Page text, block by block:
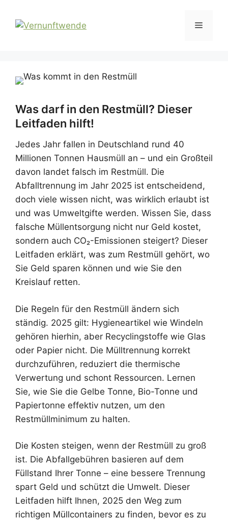
Inhalt
springen
Menü
Was darf in den Restmüll? Dieser
Leitfaden hilft!
Jedes Jahr fallen in Deutschland rund 40
Millionen Tonnen Hausmüll an – und ein Großteil
davon landet falsch im Restmüll. Die
Abfalltrennung im Jahr 2025 ist entscheidend,
doch viele wissen nicht, was wirklich erlaubt ist
und was Umweltgifte werden. Wissen Sie, dass
falsche Müllentsorgung nicht nur Geld kostet,
sondern auch CO₂-Emissionen steigert? Dieser
Leitfaden erklärt, was zum Restmüll gehört, wo
Sie Geld sparen können und wie Sie den
Kreislauf retten.
Die Regeln für den Restmüll ändern sich
ständig. 2025 gilt: Hygieneartikel wie Windeln
gehören hierhin, aber Recyclingstoffe wie Glas
oder Papier nicht. Die Mülltrennung korrekt
durchzuführen, reduziert die thermische
Verwertung und schont Ressourcen. Lernen
Sie, wie Sie die Gelbe Tonne, Bio-Tonne und
Papiertonne effektiv nutzen, um den
Restmüllminimum zu halten.
Die Kosten steigen, wenn der Restmüll zu groß
ist. Die Abfallgebühren basieren auf dem
Füllstand Ihrer Tonne – eine bessere Trennung
spart Geld und schützt die Umwelt. Dieser
Leitfaden hilft Ihnen, 2025 den Weg zum
richtigen Müllcontainers zu finden, bevor es zu